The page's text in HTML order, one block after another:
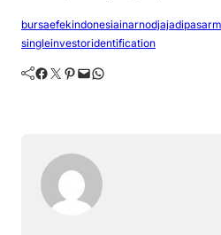
bursaefekindonesiainarnodjajadi
singleinvestoridentification
Facebook Twitter Pinterest Mail WhatsApp